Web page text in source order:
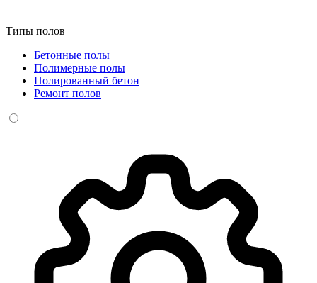
Типы полов
Бетонные полы
Полимерные полы
Полированный бетон
Ремонт полов